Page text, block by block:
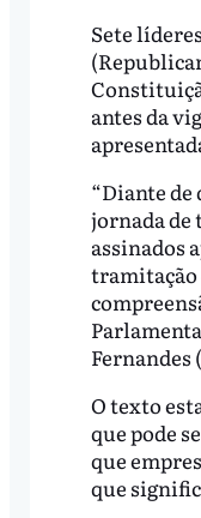
Sete
antes da
“Diante de
jornada de
assinados
tramitação
O texto
que pode
que
que